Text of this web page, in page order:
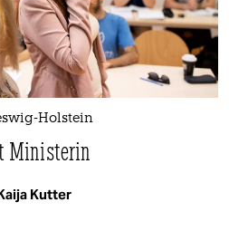
Holstein
Ministerin
Kutter